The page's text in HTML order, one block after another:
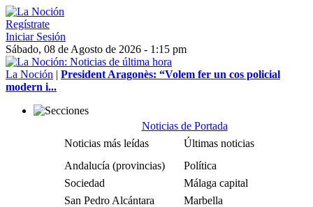
Regístrate
Iniciar Sesión
Sábado, 08 de Agosto de 2026 - 1:15 pm
La Noción | President Aragonès: “Volem fer un cos policial
modern i...
Noticias de Portada
Noticias más leídas
Últimas noticias
Andalucía (provincias)
Política
Sociedad
Málaga capital
San Pedro Alcántara
Marbella